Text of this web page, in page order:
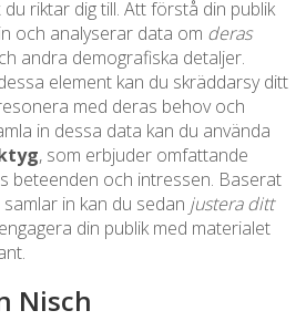
du riktar dig till. Att förstå din publik
och analyserar data om deras
andra demografiska detaljer.
element kan du skräddarsy ditt
med deras behov och
in dessa data kan du använda
, som erbjuder omfattande
beteenden och intressen. Baserat
in kan du sedan justera ditt
din publik med materialet
Nisch